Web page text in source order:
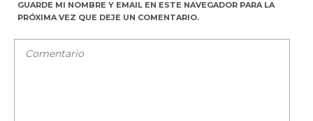
GUARDE MI NOMBRE Y EMAIL EN ESTE NAVEGADOR PARA LA
PRÓXIMA VEZ QUE DEJE UN COMENTARIO.